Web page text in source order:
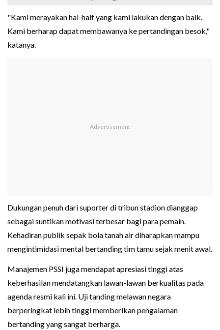
"Kami merayakan hal-half yang kami lakukan dengan baik.
Kami berharap dapat membawanya ke pertandingan besok,"
katanya.
Dukungan penuh dari suporter di tribun stadion dianggap
sebagai suntikan motivasi terbesar bagi para pemain.
Kehadiran publik sepak bola tanah air diharapkan mampu
mengintimidasi mental bertanding tim tamu sejak menit awal.
Manajemen PSSI juga mendapat apresiasi tinggi atas
keberhasilan mendatangkan lawan-lawan berkualitas pada
agenda resmi kali ini. Uji tanding melawan negara
berperingkat lebih tinggi memberikan pengalaman
bertanding yang sangat berharga.